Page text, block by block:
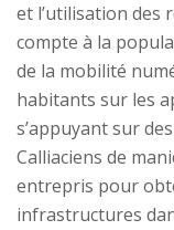
et l’utilisation des
compte à la
de la mobilité
habitants sur les
s’appuyant sur
Calliaciens de
entrepris pour
infrastructures